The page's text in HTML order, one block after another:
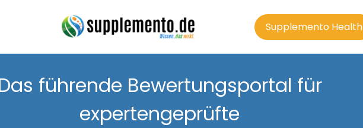
Supplemento Health
führende Bewertungsportal für
expertengeprüfte